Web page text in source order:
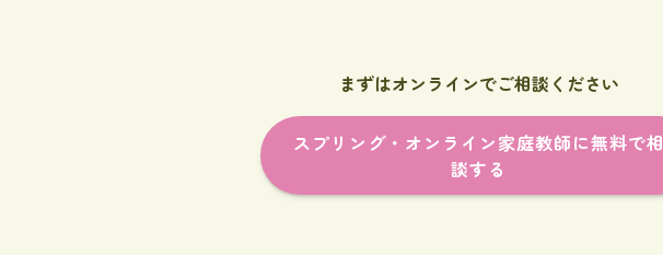
まずはオンラインでご相談ください
スプリング・オンライン家庭教師に無料で相
談する